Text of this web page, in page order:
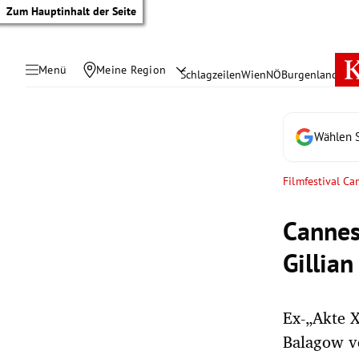
Zum Hauptinhalt der Seite
Menü Meine Region SchlagzeilenWienNÖBurgenland
Wählen
Filmfestival
Gillian
Ex-„Akte
Balagow